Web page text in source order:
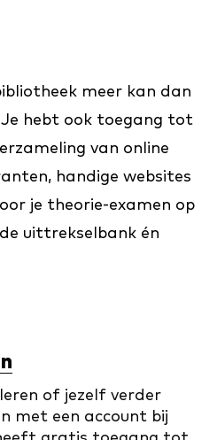
meer kan dan
Je hebt ook toegang tot
van online
handige websites
je theorie-examen op
uittrekselbank én
of jezelf verder
met een account bij